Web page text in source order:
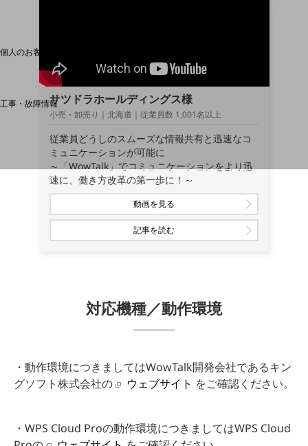
個人のお客さま
工事・故障情報
お客さまサポートサイト
SDPFナレッジセンター
NTTドコモ 通信障害情報
サツドラホールディングス様
小売・卸売り｜北海道｜従業員数 1,001名以上
従業員どうしのスムーズな情報共有と迅速なコ
ミュニケーションが可能に
～「WowTalk」でコミュニケーションをより迅
速に、働き方改革の第一歩に！～
動画を見る
記事を読む
対応機種／動作環境
・動作環境につきましてはWowTalk開発会社であるキン
グソフト株式会社の
ウェブサイト をご確認ください。
・WPS Cloud Proの動作環境につきましてはWPS Cloud